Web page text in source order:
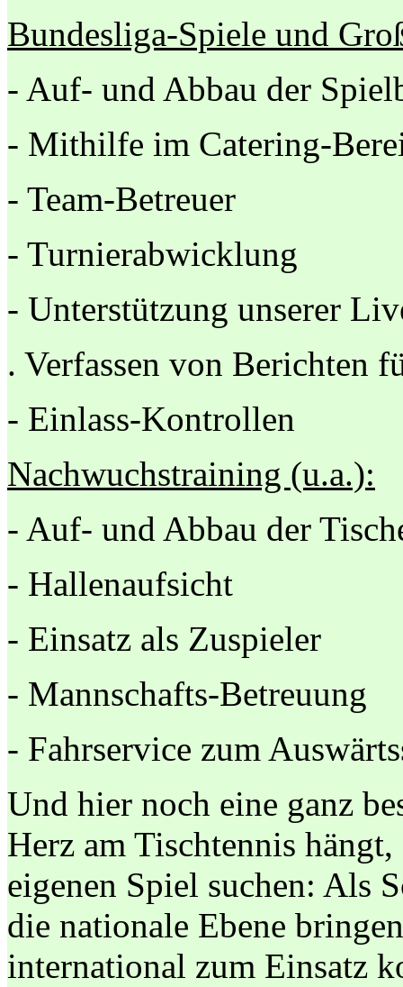
Bundesliga-Spiele und
- Auf- und Abbau der
- Mithilfe im Catering-
- Team-Betreuer
- Turnierabwicklung
- Unterstützung unserer
. Verfassen von Berichten
- Einlass-Kontrollen
Nachwuchstraining (u.a.):
- Auf- und Abbau der
- Hallenaufsicht
- Einsatz als Zuspieler
- Mannschafts-Betreuung
- Fahrservice zum
Und hier noch eine ganz
Herz am Tischtennis
eigenen Spiel suchen: Als
die nationale Ebene
international zum Einsatz